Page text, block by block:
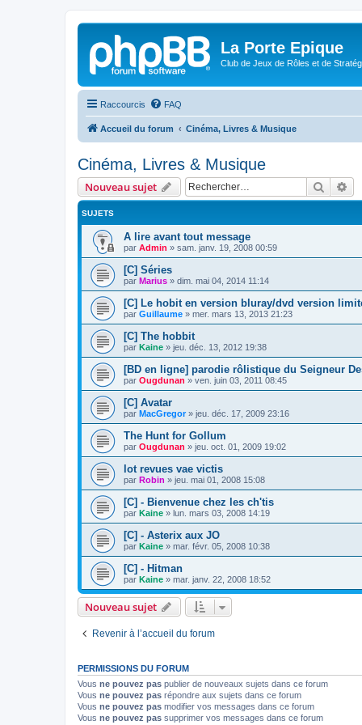
La Porte Epique
Club de Jeux de Rôles et de
Raccourcis FAQ
Accueil du forum Cinéma, Livres & Musique
Cinéma, Livres & Musique
Nouveau sujet
SUJETS
A lire avant tout message
par Admin » sam. janv. 19, 2008 00:59
[C] Séries
par Marius » dim. mai 04, 2014 11:14
[C] Le hobit en version bluray/dvd version
par Guillaume » mer. mars 13, 2013 21:23
[C] The hobbit
par Kaine » jeu. déc. 13, 2012 19:38
[BD en ligne] parodie rôlistique du Seigneur
par Ougdunan » ven. juin 03, 2011 08:45
[C] Avatar
par MacGregor » jeu. déc. 17, 2009 23:16
The Hunt for Gollum
par Ougdunan » jeu. oct. 01, 2009 19:02
lot revues vae victis
par Robin » jeu. mai 01, 2008 15:08
[C] - Bienvenue chez les ch'tis
par Kaine » lun. mars 03, 2008 14:19
[C] - Asterix aux JO
par Kaine » mar. févr. 05, 2008 10:38
[C] - Hitman
par Kaine » mar. janv. 22, 2008 18:52
Nouveau sujet
Revenir à l’accueil du forum
PERMISSIONS DU FORUM
Vous ne pouvez pas publier de nouveaux sujets dans ce forum
Vous ne pouvez pas répondre aux sujets dans ce forum
Vous ne pouvez pas modifier vos messages dans ce forum
Vous ne pouvez pas supprimer vos messages dans ce forum